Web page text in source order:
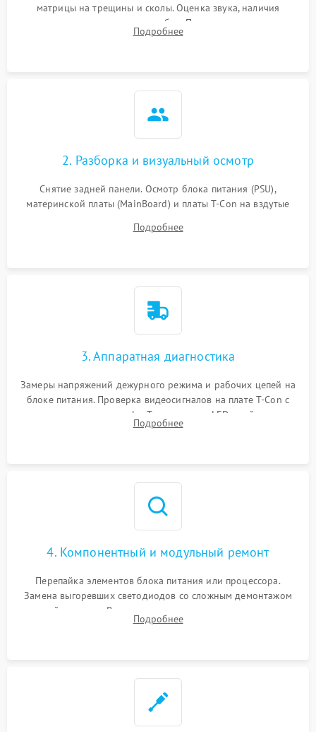
матрицы на трещины и сколы. Оценка звука, наличия
подсветки и индикаторов ошибок. Подключение тестовых
источников сигнала для выявления симптомов поломки.
Подробнее
2. Разборка и визуальный осмотр
Снятие задней панели. Осмотр блока питания (PSU),
материнской платы (MainBoard) и платы T-Con на вздутые
Проверка надежности фиксации и целостности шлейфов.
Подробнее
3. Аппаратная диагностика
Замеры напряжений дежурного режима и рабочих цепей на
блоке питания. Проверка видеосигналов на плате T-Con с
помощью осциллографа. Тестирование LED-драйвера и
светодиодных планок подсветки мультиметром.
Подробнее
4. Компонентный и модульный ремонт
Перепайка элементов блока питания или процессора.
Замена выгоревших светодиодов со сложным демонтажом
хрупкой матрицы. Восстановление поврежденных дорожек,
прошивка микросхем памяти EEPROM
Подробнее